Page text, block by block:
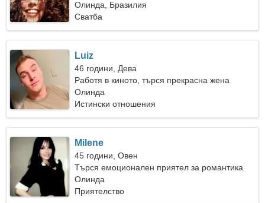
Олинда, Бразилия
Сватба
Luiz
46 години, Дева
Работя в киното, търся прекрасна жена
Олинда
Истински отношения
Milene
45 години, Овен
Търся емоционален приятел за романтика
Олинда
Приятелство